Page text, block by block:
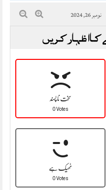
نومبر 26, 2024
کا اظہار کریں
سخت نا پسند
0 Votes
ٹھیک ہے
0 Votes